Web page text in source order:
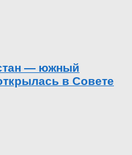
— южный
в Совете